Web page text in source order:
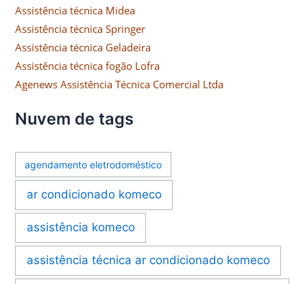
Assistência técnica Midea
Assistência técnica Springer
Assistência técnica Geladeira
Assistência técnica fogão Lofra
Agenews Assistência Técnica Comercial Ltda
Nuvem de tags
agendamento eletrodoméstico
ar condicionado komeco
assistência komeco
assistência técnica ar condicionado komeco